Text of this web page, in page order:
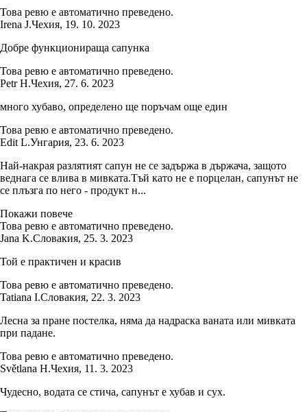
Това ревю е автоматично преведено.
Irena J.Чехия, 19. 10. 2023
Добре функционираща сапунка
Това ревю е автоматично преведено.
Petr H.Чехия, 27. 6. 2023
много хубаво, определено ще поръчам още един
Това ревю е автоматично преведено.
Edit L.Унгария, 23. 6. 2023
Най-накрая разлятият сапун не се задържа в държача, защото
веднага се влива в мивката.Тъй като не е порцелан, сапунът не
се плъзга по него - продукт н...
Покажи повече
Това ревю е автоматично преведено.
Jana K.Словакия, 25. 3. 2023
Той е практичен и красив
Това ревю е автоматично преведено.
Tatiana I.Словакия, 22. 3. 2023
Лесна за пране постелка, няма да надраска ваната или мивката
при падане.
Това ревю е автоматично преведено.
Světlana H.Чехия, 11. 3. 2023
Чудесно, водата се стича, сапунът е хубав и сух.